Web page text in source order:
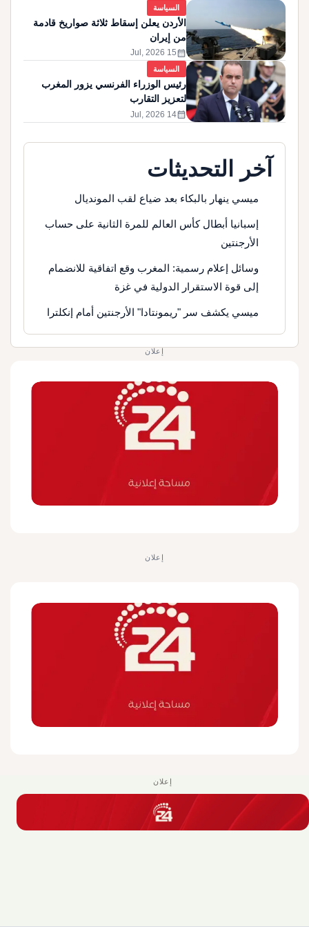
السياسة
الأردن يعلن إسقاط ثلاثة صواريخ قادمة
من إيران
calendar_month
15 Jul, 2026
السياسة
رئيس الوزراء الفرنسي يزور المغرب
لتعزيز التقارب
calendar_month
14 Jul, 2026
آخر التحديثات
ميسي ينهار بالبكاء بعد ضياع لقب المونديال
إسبانيا أبطال كأس العالم للمرة الثانية على حساب
الأرجنتين
وسائل إعلام رسمية: المغرب وقع اتفاقية للانضمام
إلى قوة الاستقرار الدولية في غزة
ميسي يكشف سر "ريمونتادا" الأرجنتين أمام إنكلترا
إعلان
إعلان
إعلان